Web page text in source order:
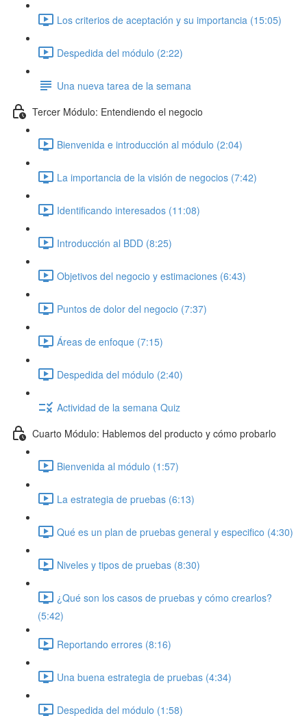
Los criterios de aceptación y su importancia (15:05)
Despedida del módulo (2:22)
Una nueva tarea de la semana
Tercer Módulo: Entendiendo el negocio
Bienvenida e introducción al módulo (2:04)
La importancia de la visión de negocios (7:42)
Identificando interesados (11:08)
Introducción al BDD (8:25)
Objetivos del negocio y estimaciones (6:43)
Puntos de dolor del negocio (7:37)
Áreas de enfoque (7:15)
Despedida del módulo (2:40)
Actividad de la semana Quiz
Cuarto Módulo: Hablemos del producto y cómo probarlo
Bienvenida al módulo (1:57)
La estrategia de pruebas (6:13)
Qué es un plan de pruebas general y especifico (4:30)
Niveles y tipos de pruebas (8:30)
¿Qué son los casos de pruebas y cómo crearlos?
(5:42)
Reportando errores (8:16)
Una buena estrategia de pruebas (4:34)
Despedida del módulo (1:58)